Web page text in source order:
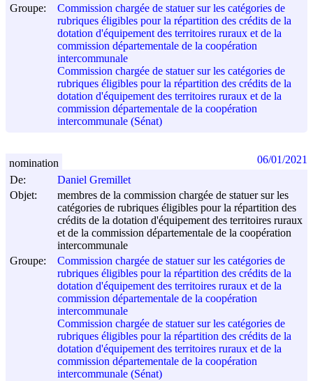
Groupe:
Commission chargée de statuer sur les catégories de
rubriques éligibles pour la répartition des crédits de la
dotation d'équipement des territoires ruraux et de la
commission départementale de la coopération
intercommunale
Commission chargée de statuer sur les catégories de
rubriques éligibles pour la répartition des crédits de la
dotation d'équipement des territoires ruraux et de la
commission départementale de la coopération
intercommunale (Sénat)
De:
Daniel Gremillet
Objet:
membres de la commission chargée de statuer sur les
catégories de rubriques éligibles pour la répartition des
crédits de la dotation d'équipement des territoires ruraux
et de la commission départementale de la coopération
intercommunale
Groupe:
Commission chargée de statuer sur les catégories de
rubriques éligibles pour la répartition des crédits de la
dotation d'équipement des territoires ruraux et de la
commission départementale de la coopération
intercommunale
Commission chargée de statuer sur les catégories de
rubriques éligibles pour la répartition des crédits de la
dotation d'équipement des territoires ruraux et de la
commission départementale de la coopération
intercommunale (Sénat)
nomination 06/01/2021